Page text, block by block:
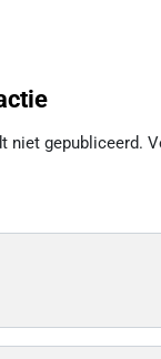
niet gepubliceerd.